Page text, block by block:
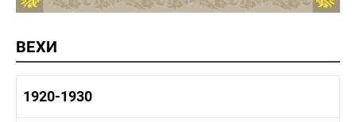
ВЕХИ
1920-1930